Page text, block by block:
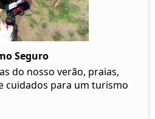
Seguro
do nosso verão, praias,
cuidados para um turismo